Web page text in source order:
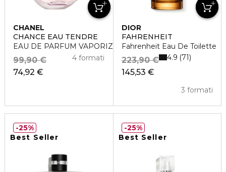
CHANEL
CHANCE EAU TENDRE
EAU DE PARFUM VAPORIZZATORE
74,92 €
99,90 € 4 formati
DIOR
FAHRENHEIT
Fahrenheit Eau De Toilette
145,53 €
223,90 €
3 formati
4.9 71
Best Seller
25%
Best Seller
25%